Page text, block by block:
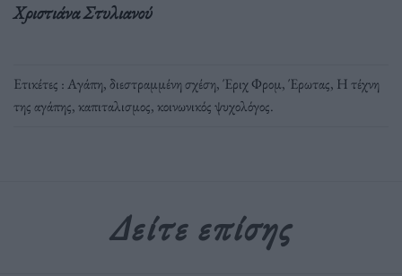
Χριστιάνα Στυλιανού
Ετικέτες :Αγάπη,διεστραμμένη σχέση,Έριχ Φρομ,Έρωτας, Η τέχνη
της αγάπης,καπιταλισμος,κοινωνικός ψυχολόγος.
Δείτε επίσης